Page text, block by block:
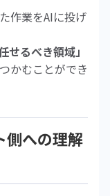
作業をAIに投げ
せるべき領域」
かむことができ
側への理解